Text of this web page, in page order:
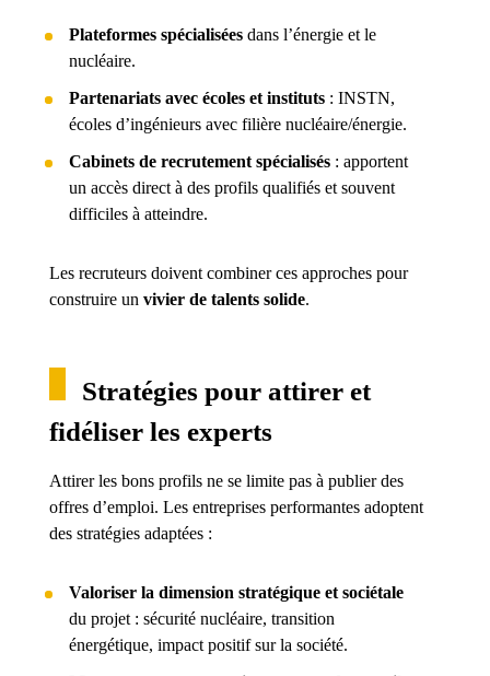
Plateformes spécialiséesdans l’énergie et le
nucléaire.
Partenariats avec écoles et instituts: INSTN,
écoles d’ingénieurs avec filière nucléaire/énergie.
Cabinets de recrutement spécialisés: apportent
un accès direct à des profils qualifiés et souvent
difficiles à atteindre.
Les recruteurs doivent combiner ces approches pour
construire un vivier de talents solide.
Stratégies pour attirer et
fidéliser les experts
Attirer les bons profils ne se limite pas à publier des
offres d’emploi. Les entreprises performantes adoptent
des stratégies adaptées :
Valoriser la dimension stratégique et sociétale
du projet : sécurité nucléaire, transition
énergétique, impact positif sur la société.